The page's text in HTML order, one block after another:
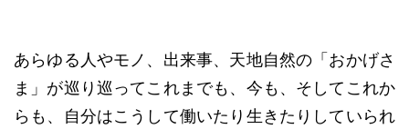
あらゆる人やモノ、出来事、天地自然の「おかげさ
ま」が巡り巡ってこれまでも、今も、そしてこれか
らも、自分はこうして働いたり生きたりしていられ